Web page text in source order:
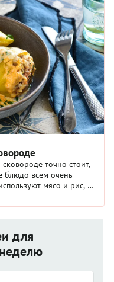
точно стоит,
блюдо всем очень
мясо и рис, а
для